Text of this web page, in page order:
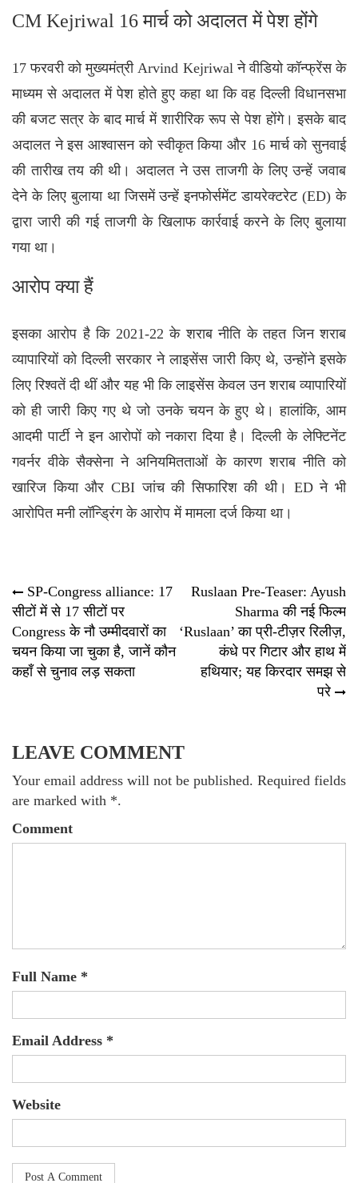
CM Kejriwal 16 मार्च को अदालत में पेश होंगे
17 फरवरी को मुख्यमंत्री Arvind Kejriwal ने वीडियो कॉन्फ्रेंस के
माध्यम से अदालत में पेश होते हुए कहा था कि वह दिल्ली विधानसभा
की बजट सत्र के बाद मार्च में शारीरिक रूप से पेश होंगे। इसके बाद
अदालत ने इस आश्वासन को स्वीकृत किया और 16 मार्च को सुनवाई
की तारीख तय की थी। अदालत ने उस ताजगी के लिए उन्हें जवाब
देने के लिए बुलाया था जिसमें उन्हें इनफोर्समेंट डायरेक्टरेट (ED) के
द्वारा जारी की गई ताजगी के खिलाफ कार्रवाई करने के लिए बुलाया
गया था।
आरोप क्या हैं
इसका आरोप है कि 2021-22 के शराब नीति के तहत जिन शराब
व्यापारियों को दिल्ली सरकार ने लाइसेंस जारी किए थे, उन्होंने इसके
लिए रिश्वतें दी थीं और यह भी कि लाइसेंस केवल उन शराब व्यापारियों
को ही जारी किए गए थे जो उनके चयन के हुए थे। हालांकि, आम
आदमी पार्टी ने इन आरोपों को नकारा दिया है। दिल्ली के लेफ्टिनेंट
गवर्नर वीके सैक्सेना ने अनियमितताओं के कारण शराब नीति को
खारिज किया और CBI जांच की सिफारिश की थी। EDने भी
आरोपित मनी लॉन्ड्रिंग के आरोप में मामला दर्ज किया था।
Post
navigation
SP-Congress alliance: 17
सीटों में से 17 सीटों पर
Congress के नौ उम्मीदवारों का
चयन किया जा चुका है, जानें कौन
कहाँ से चुनाव लड़ सकता
Ruslaan Pre-Teaser: Ayush
Sharma की नई फिल्म
‘Ruslaan’ का प्री-टीज़र रिलीज़,
कंधे पर गिटार और हाथ में
हथियार; यह किरदार समझ से
परे
LEAVE COMMENT
Your email address will not be published. Required fields
are marked with *.
Comment
Full Name *
Email Address *
Website